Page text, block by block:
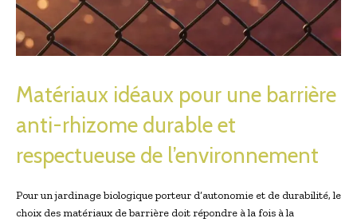
Matériaux idéaux pour une barrière
anti-rhizome durable et
respectueuse de l’environnement
Pour un jardinage biologique porteur d’autonomie et de durabilité, le
choix des matériaux de barrière doit répondre à la fois à la